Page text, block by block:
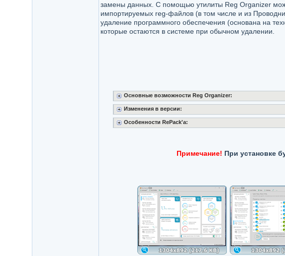
замены данных. С помощью утилиты Reg Organizer
импортируемых reg-файлов (в том числе и из
удаление программного обеспечения (основана на
которые остаются в системе при обычном удалении.
Основные возможности Reg Organizer:
Изменения в версии:
Особенности RePack'a:
Примечание! При установке